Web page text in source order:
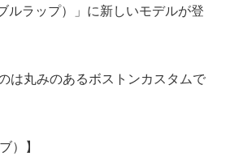
ルラップ）」に新しいモデルが登
は丸みのあるボストンカスタムで
）】